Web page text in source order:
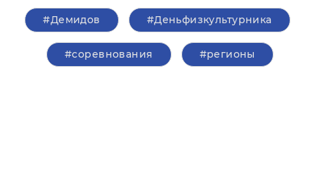
#Демидов #Деньфизкультурника
#соревнования #регионы